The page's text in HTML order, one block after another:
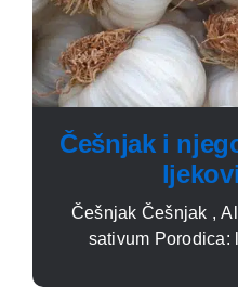
Češnjak i
Češnjak Češnjak ,
sativum Porodica: